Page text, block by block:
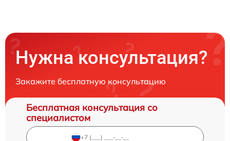
Нужна консультация?
Закажите бесплатную консультацию
Бесплатная консультация со
специалистом